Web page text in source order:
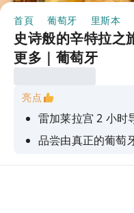
首頁 葡萄牙 里斯本
史诗般的辛特拉之
更多｜葡萄牙
亮点
雷加莱拉宫 2 小时
品尝由真正的葡萄
探索真正的辛特拉